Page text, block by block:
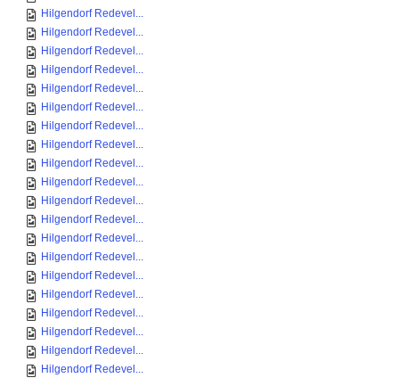
Hilgendorf Redevel...
Hilgendorf Redevel...
Hilgendorf Redevel...
Hilgendorf Redevel...
Hilgendorf Redevel...
Hilgendorf Redevel...
Hilgendorf Redevel...
Hilgendorf Redevel...
Hilgendorf Redevel...
Hilgendorf Redevel...
Hilgendorf Redevel...
Hilgendorf Redevel...
Hilgendorf Redevel...
Hilgendorf Redevel...
Hilgendorf Redevel...
Hilgendorf Redevel...
Hilgendorf Redevel...
Hilgendorf Redevel...
Hilgendorf Redevel...
Hilgendorf Redevel...